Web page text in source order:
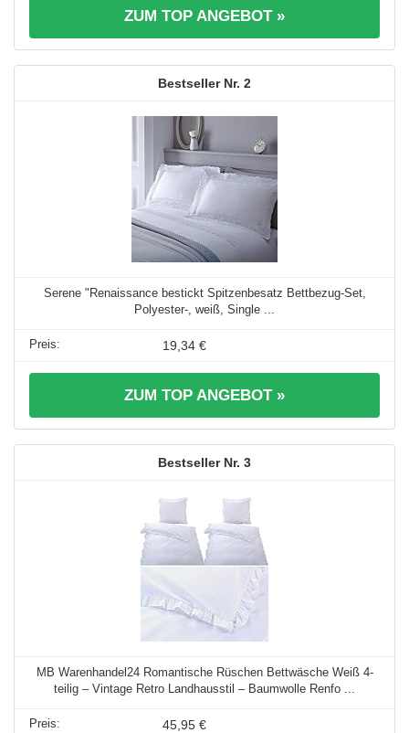
ZUM TOP ANGEBOT »
2
Serene "Renaissance bestickt Spitzenbesatz Bettbezug-Set,
Polyester-, weiß, Single ...
19,34 €
ZUM TOP ANGEBOT »
3
MB Warenhandel24 Romantische Rüschen Bettwäsche Weiß 4-
teilig – Vintage Retro Landhausstil – Baumwolle Renfo ...
45,95 €